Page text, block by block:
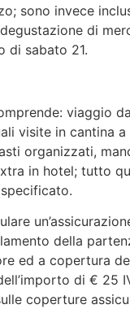
sono invece
di
di sabato 21.
viaggio
visite in cantina a
organizzati,
in hotel; tutto
della
ed a copertura
di € 25
coperture